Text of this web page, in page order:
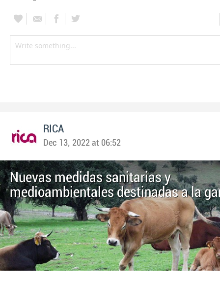
RICA
Dec 13, 2022 at 06:52
Nuevas medidas sanitarias y
medioambientales destinadas a la